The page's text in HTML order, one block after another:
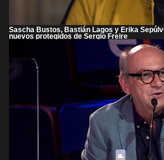
Sascha Bustos, Bastián Lagos y Erika
nuevos protegidos de Sergio Freire